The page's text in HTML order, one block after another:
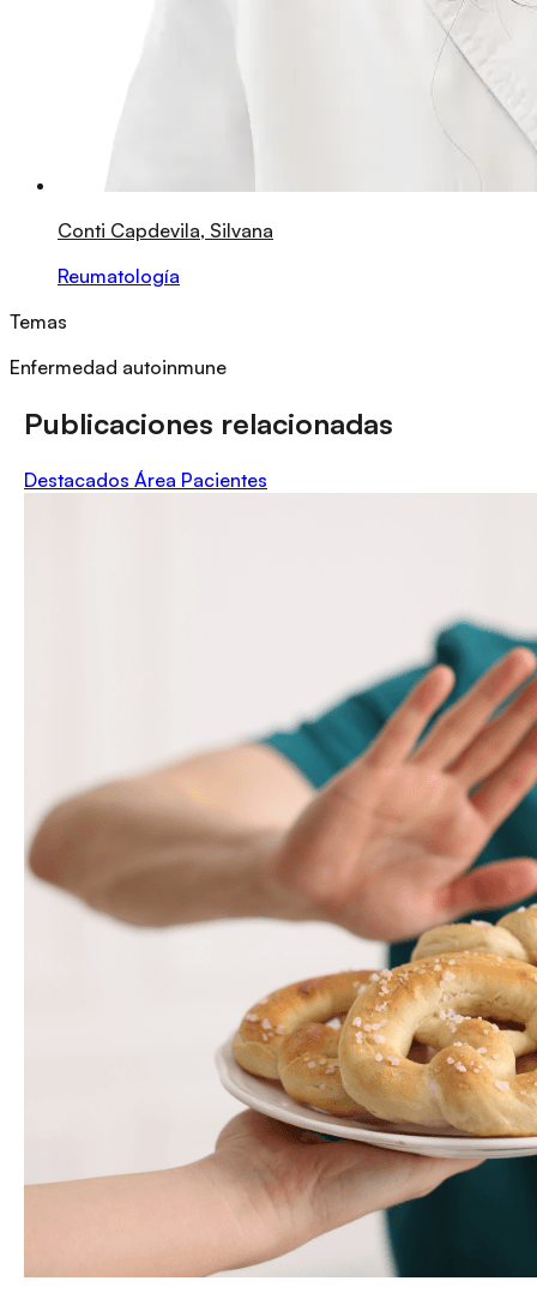
Conti Capdevila, Silvana
Reumatología
Temas
Enfermedad autoinmune
Publicaciones relacionadas
Destacados Área Pacientes